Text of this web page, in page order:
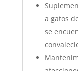
a gatos
se